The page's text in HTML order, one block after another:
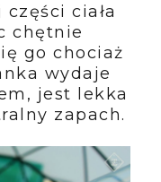
ciała
chętnie
go chociaż
wydaje
jest lekka
zapach.